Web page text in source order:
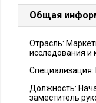
Общая
Отрасль:
исследования и
Специализация:
Должность:
заместитель